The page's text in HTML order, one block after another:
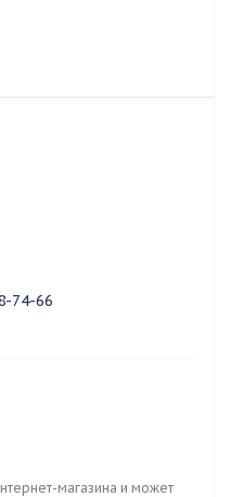
74-66
магазина и может